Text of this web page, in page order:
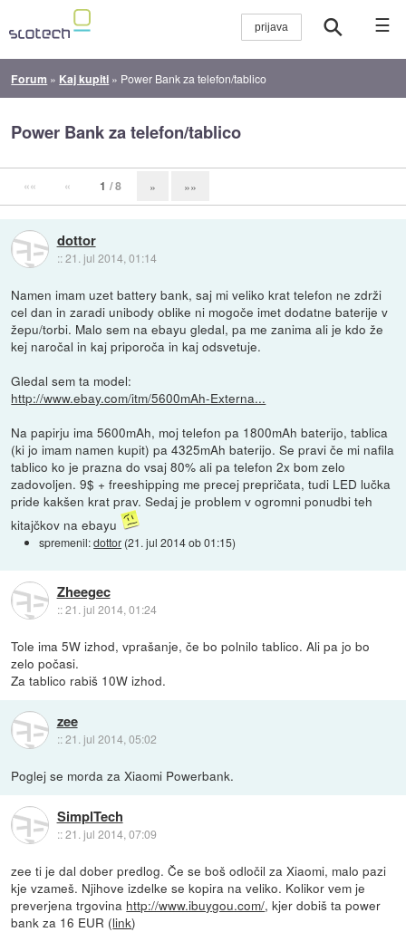
☰
Forum » Kaj kupiti » Power Bank za telefon/tablico
Power Bank za telefon/tablico
«« « 1 / 8 » »»
dottor
::21. jul 2014, 01:14
Namen imam uzet battery bank, saj mi veliko krat telefon ne zdrži
cel dan in zaradi unibody oblike ni mogoče imet dodatne baterije v
žepu/torbi. Malo sem na ebayu gledal, pa me zanima ali je kdo že
kej naročal in kaj priporoča in kaj odsvetuje.
Gledal sem ta model:
http://www.ebay.com/itm/5600mAh-Externa...
Na papirju ima 5600mAh, moj telefon pa 1800mAh baterijo, tablica
(ki jo imam namen kupit) pa 4325mAh baterijo. Se pravi če mi nafila
tablico ko je prazna do vsaj 80% ali pa telefon 2x bom zelo
zadovoljen. 9$ + freeshipping me precej prepričata, tudi LED lučka
pride kakšen krat prav. Sedaj je problem v ogromni ponudbi teh
kitajčkov na ebayu
spremenil:dottor (21. jul 2014 ob 01:15)
Zheegec
::21. jul 2014, 01:24
Tole ima 5W izhod, vprašanje, če bo polnilo tablico. Ali pa jo bo
zelo počasi.
Za tablico rabiš 10W izhod.
zee
::21. jul 2014, 05:02
Poglej se morda za Xiaomi Powerbank.
SimplTech
::21. jul 2014, 07:09
zee ti je dal dober predlog. Če se boš odločil za Xiaomi, malo pazi
kje vzameš. Njihove izdelke se kopira na veliko. Kolikor vem je
preverjena trgovina http://www.ibuygou.com/, kjer dobiš ta power
bank za 16 EUR (link)